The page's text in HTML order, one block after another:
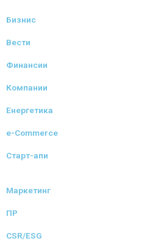
Бизнис
Вести
Финансии
Компании
Енергетика
e-Commerce
Старт-апи
Маркетинг
ПР
CSR/ESG